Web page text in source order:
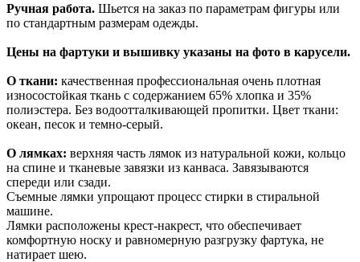
Ручная работа. Шьется на заказ по параметрам фигуры или
по стандартным размерам одежды.
Цены на фартуки и вышивку указаны на фото в карусели.
О ткани: качественная профессиональная очень плотная
износостойкая ткань с содержанием 65% хлопка и 35%
полиэстера. Без водоотталкивающей пропитки. Цвет ткани:
океан, песок и темно-серый.
О лямках: верхняя часть лямок из натуральной кожи, кольцо
на спине и тканевые завязки из канваса. Завязываются
спереди или сзади.
Съемные лямки упрощают процесс стирки в стиральной
машине.
Лямки расположены крест-накрест, что обеспечивает
комфортную носку и равномерную разгрузку фартука, не
натирает шею.